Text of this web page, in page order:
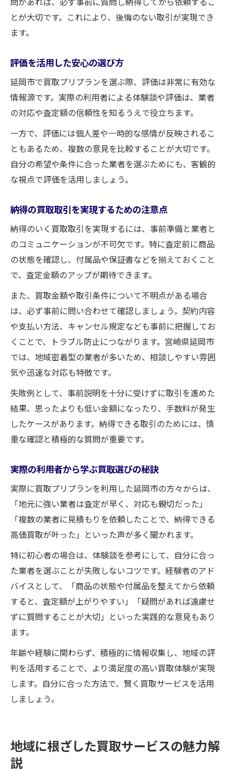
とが大切です。これにより、後悔のない取引が実現でき
ます。
評価を活用した安心の選び方
延岡市で買取プリプランを選ぶ際、評価は非常に有効な
情報源です。実際の利用者による体験談や評価は、業者
の対応や査定額の信頼性を知るうえで役立ちます。
一方で、評価には個人差や一時的な感情が反映されるこ
ともあるため、複数の意見を比較することが大切です。
自分の希望や条件に合った業者を選ぶためにも、客観的
な視点で評価を活用しましょう。
納得の買取取引を実現するための注意点
納得のいく買取取引を実現するには、事前準備と業者と
のコミュニケーションが不可欠です。特に査定前に商品
の状態を確認し、付属品や保証書などを揃えておくこと
で、査定金額のアップが期待できます。
また、買取金額や取引条件について不明点がある場合
は、必ず事前に問い合わせて確認しましょう。契約内容
や支払い方法、キャンセル規定なども事前に把握してお
くことで、トラブル防止につながります。宮崎県延岡市
では、地域密着型の業者が多いため、相談しやすい雰囲
気や迅速な対応も特徴です。
失敗例として、事前説明を十分に受けずに取引を進めた
結果、思ったよりも低い金額になったり、手数料が発生
したケースがあります。納得できる取引のためには、慎
重な確認と積極的な質問が重要です。
実際の利用者から学ぶ買取選びの秘訣
実際に買取プリプランを利用した延岡市の方々からは、
「地元に強い業者は査定が早く、対応も親切だった」
「複数の業者に見積もりを依頼したことで、納得できる
高価買取が叶った」といった声が多く聞かれます。
特に初心者の場合は、体験談を参考にして、自分に合っ
た業者を選ぶことが失敗しないコツです。経験者のアド
バイスとして、「商品の状態や付属品を整えてから依頼
すると、査定額が上がりやすい」「疑問があれば遠慮せ
ずに質問することが大切」といった実践的な意見もあり
ます。
年齢や経験に関わらず、積極的に情報収集し、地域の評
判を活用することで、より満足度の高い買取体験が実現
します。自分に合った方法で、賢く買取サービスを活用
しましょう。
地域に根ざした買取サービスの魅力解
説